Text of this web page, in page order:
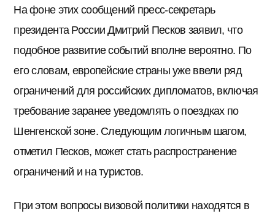
На фоне этих сообщений пресс-секретарь
президента России Дмитрий Песков заявил, что
подобное развитие событий вполне вероятно. По
его словам, европейские страны уже ввели ряд
ограничений для российских дипломатов, включая
требование заранее уведомлять о поездках по
Шенгенской зоне. Следующим логичным шагом,
отметил Песков, может стать распространение
ограничений и на туристов.
При этом вопросы визовой политики находятся в